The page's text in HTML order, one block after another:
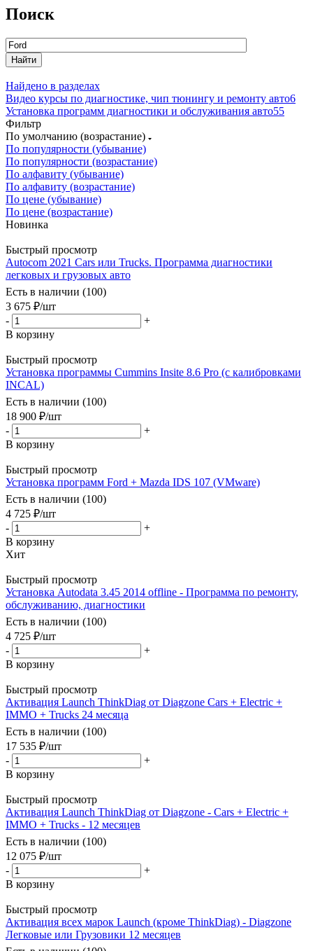
Поиск
Найдено в разделах
Видео курсы по диагностике, чип тюнингу и ремонту авто6
Установка программ диагностики и обслуживания авто55
Фильтр
По умолчанию (возрастание)
По популярности (убывание)
По популярности (возрастание)
По алфавиту (убывание)
По алфавиту (возрастание)
По цене (убывание)
По цене (возрастание)
Новинка
Быстрый просмотр
Autocom 2021 Cars или Trucks. Программа диагностики
легковых и грузовых авто
Есть в наличии (100)
3 675 ₽/шт
-
+
В корзину
Быстрый просмотр
Установка программы Cummins Insite 8.6 Pro (с калибровками
INCAL)
Есть в наличии (100)
18 900 ₽/шт
-
+
В корзину
Быстрый просмотр
Установка программ Ford + Mazda IDS 107 (VMware)
Есть в наличии (100)
4 725 ₽/шт
-
+
В корзину
Хит
Быстрый просмотр
Установка Autodata 3.45 2014 offline - Программа по ремонту,
обслуживанию, диагностики
Есть в наличии (100)
4 725 ₽/шт
-
+
В корзину
Быстрый просмотр
Активация Launch ThinkDiag от Diagzone Cars + Electric +
IMMO + Trucks 24 месяца
Есть в наличии (100)
17 535 ₽/шт
-
+
В корзину
Быстрый просмотр
Активация Launch ThinkDiag от Diagzone - Cars + Electric +
IMMO + Trucks - 12 месяцев
Есть в наличии (100)
12 075 ₽/шт
-
+
В корзину
Быстрый просмотр
Активация всех марок Launch (кроме ThinkDiag) - Diagzone
Легковые или Грузовики 12 месяцев